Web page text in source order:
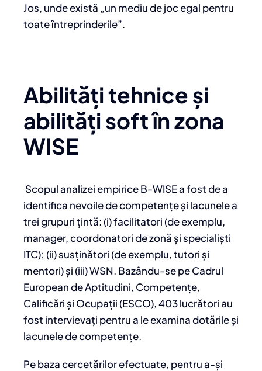
Jos, unde există „un mediu de joc egal pentru
toate întreprinderile”.
Abilități tehnice și
abilități soft în zona
WISE
Scopul analizei empirice B-WISE a fost de a
identifica nevoile de competențe și lacunele a
trei grupuri țintă: (i) facilitatori (de exemplu,
manager, coordonatori de zonă și specialiști
ITC); (ii) susținători (de exemplu, tutori și
mentori) și (iii) WSN. Bazându-se pe Cadrul
European de Aptitudini, Competențe,
Calificări și Ocupații (ESCO), 403 lucrători au
fost intervievați pentru a le examina dotările și
lacunele de competențe.
Pe baza cercetărilor efectuate, pentru a-și